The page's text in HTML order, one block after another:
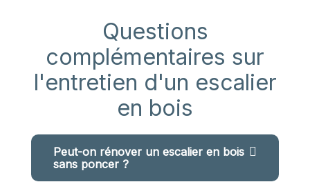
Questions
complémentaires sur
l'entretien d'un escalier
en bois
Peut-on rénover un escalier en bois
sans poncer ?